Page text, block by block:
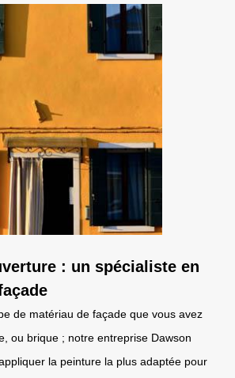
: un spécialiste en
de matériau de façade que vous avez
ou brique ; notre entreprise Dawson
la peinture la plus adaptée pour